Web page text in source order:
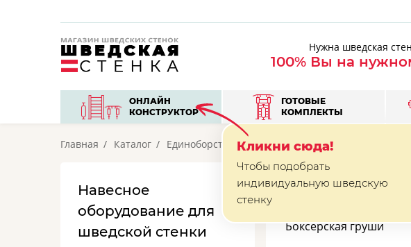
Нужна шведская
100% Вы на
ОНЛАЙН
КОНСТРУКТОР
Кликни сюда!
Чтобы подобрать
индивидуальную шведскую
стенку
ГОТОВЫЕ
КОМПЛЕКТЫ
Главная Каталог Единоборства Боксерские мешки
Навесное
оборудование для
шведской стенки
Боксёрская груши